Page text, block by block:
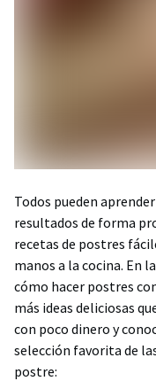
Todos pueden
resultados de forma
recetas de postres
manos a la cocina. En
cómo hacer postres
más ideas deliciosas
con poco dinero y
selección favorita de
postre: